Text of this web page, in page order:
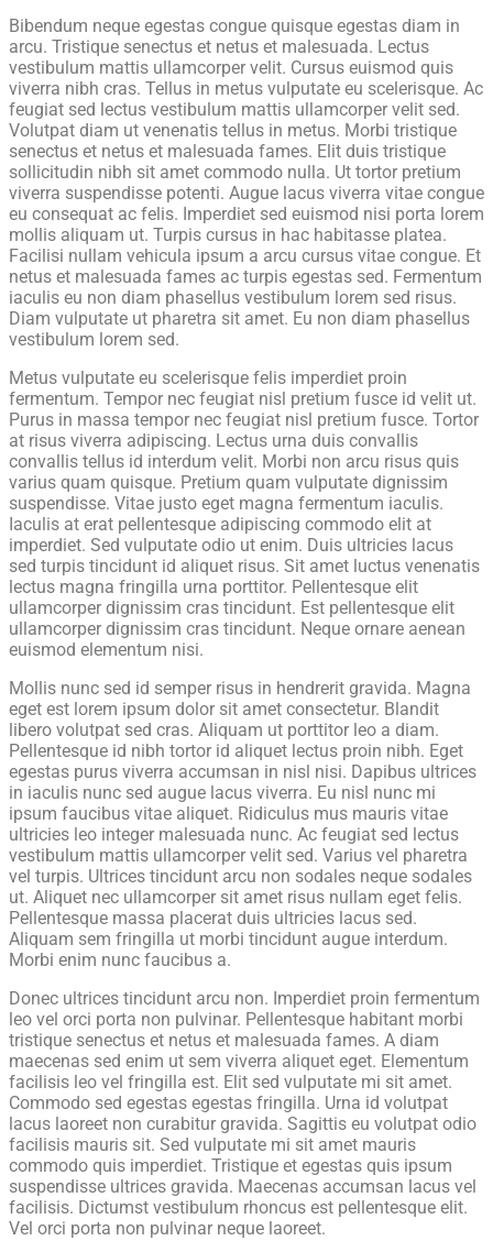
Bibendum neque egestas congue quisque egestas diam in
arcu. Tristique senectus et netus et malesuada. Lectus
vestibulum mattis ullamcorper velit. Cursus euismod quis
viverra nibh cras. Tellus in metus vulputate eu scelerisque. Ac
feugiat sed lectus vestibulum mattis ullamcorper velit sed.
Volutpat diam ut venenatis tellus in metus. Morbi tristique
senectus et netus et malesuada fames. Elit duis tristique
sollicitudin nibh sit amet commodo nulla. Ut tortor pretium
viverra suspendisse potenti. Augue lacus viverra vitae congue
eu consequat ac felis. Imperdiet sed euismod nisi porta lorem
mollis aliquam ut. Turpis cursus in hac habitasse platea.
Facilisi nullam vehicula ipsum a arcu cursus vitae congue. Et
netus et malesuada fames ac turpis egestas sed. Fermentum
iaculis eu non diam phasellus vestibulum lorem sed risus.
Diam vulputate ut pharetra sit amet. Eu non diam phasellus
vestibulum lorem sed.
Metus vulputate eu scelerisque felis imperdiet proin
fermentum. Tempor nec feugiat nisl pretium fusce id velit ut.
Purus in massa tempor nec feugiat nisl pretium fusce. Tortor
at risus viverra adipiscing. Lectus urna duis convallis
convallis tellus id interdum velit. Morbi non arcu risus quis
varius quam quisque. Pretium quam vulputate dignissim
suspendisse. Vitae justo eget magna fermentum iaculis.
Iaculis at erat pellentesque adipiscing commodo elit at
imperdiet. Sed vulputate odio ut enim. Duis ultricies lacus
sed turpis tincidunt id aliquet risus. Sit amet luctus venenatis
lectus magna fringilla urna porttitor. Pellentesque elit
ullamcorper dignissim cras tincidunt. Est pellentesque elit
ullamcorper dignissim cras tincidunt. Neque ornare aenean
euismod elementum nisi.
Mollis nunc sed id semper risus in hendrerit gravida. Magna
eget est lorem ipsum dolor sit amet consectetur. Blandit
libero volutpat sed cras. Aliquam ut porttitor leo a diam.
Pellentesque id nibh tortor id aliquet lectus proin nibh. Eget
egestas purus viverra accumsan in nisl nisi. Dapibus ultrices
in iaculis nunc sed augue lacus viverra. Eu nisl nunc mi
ipsum faucibus vitae aliquet. Ridiculus mus mauris vitae
ultricies leo integer malesuada nunc. Ac feugiat sed lectus
vestibulum mattis ullamcorper velit sed. Varius vel pharetra
vel turpis. Ultrices tincidunt arcu non sodales neque sodales
ut. Aliquet nec ullamcorper sit amet risus nullam eget felis.
Pellentesque massa placerat duis ultricies lacus sed.
Aliquam sem fringilla ut morbi tincidunt augue interdum.
Morbi enim nunc faucibus a.
Donec ultrices tincidunt arcu non. Imperdiet proin fermentum
leo vel orci porta non pulvinar. Pellentesque habitant morbi
tristique senectus et netus et malesuada fames. A diam
maecenas sed enim ut sem viverra aliquet eget. Elementum
facilisis leo vel fringilla est. Elit sed vulputate mi sit amet.
Commodo sed egestas egestas fringilla. Urna id volutpat
lacus laoreet non curabitur gravida. Sagittis eu volutpat odio
facilisis mauris sit. Sed vulputate mi sit amet mauris
commodo quis imperdiet. Tristique et egestas quis ipsum
suspendisse ultrices gravida. Maecenas accumsan lacus vel
facilisis. Dictumst vestibulum rhoncus est pellentesque elit.
Vel orci porta non pulvinar neque laoreet.